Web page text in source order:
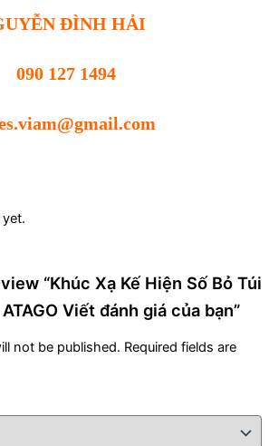
ĐÌNH HẢI
090 127 1494
“Khúc Xạ Kế Hiện Số Bỏ Túi
ATAGO Viết đánh giá của bạn”
not be published. Required fields are